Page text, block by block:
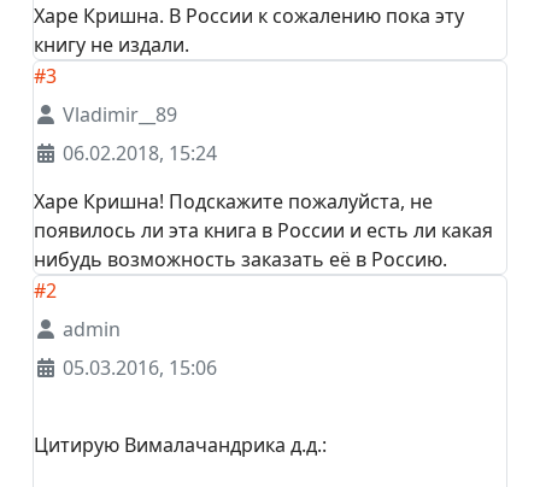
Харе Кришна. В России к сожалению пока эту
книгу не издали.
#3
Vladimir__89
06.02.2018, 15:24
Харе Кришна! Подскажите пожалуйста, не
появилось ли эта книга в России и есть ли какая
нибудь возможность заказать её в Россию.
#2
admin
05.03.2016, 15:06
Цитирую Вималачандрика д.д.: